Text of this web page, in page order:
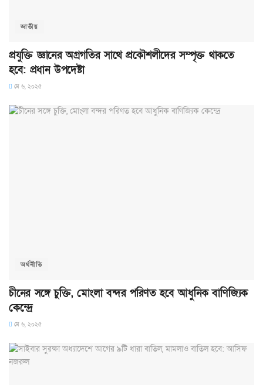
জাতীয়
প্রযুক্তি জ্ঞানের অগ্রগতির সাথে প্রকৌশলীদের সম্পৃক্ত থাকতে
হবে: প্রধান উপদেষ্টা
মে ৬, ২০২৫
অর্থনীতি
চীনের সঙ্গে চুক্তি, মোংলা বন্দর পরিণত হবে আধুনিক বাণিজ্যিক
কেন্দ্রে
মে ৬, ২০২৫